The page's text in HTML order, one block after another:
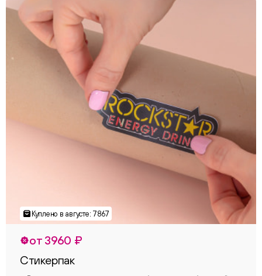
от 3960 ₽
Стикерпак